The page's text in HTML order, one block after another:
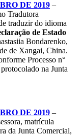
DE 2019 –
Tradutora
traduzir do idioma
de Estado
Bondarenko,
de Xangai, China.
Processo n°
na Junta
DE 2019 –
matrícula
da Junta Comercial,